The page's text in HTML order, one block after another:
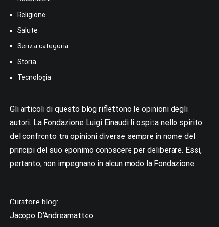
Religione
Salute
Senza categoria
Storia
Tecnologia
Gli articoli di questo blog riflettono le opinioni degli
autori. La Fondazione Luigi Einaudi li ospita nello spirito
del confronto tra opinioni diverse sempre in nome del
principi del suo eponimo conoscere per deliberare. Essi,
pertanto, non impegnano in alcun modo la Fondazione.
Curatore blog:
Jacopo D’Andreamatteo